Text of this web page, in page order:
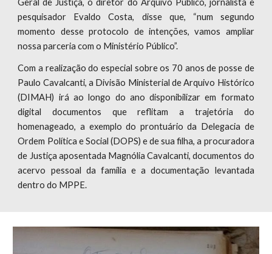
Geral de Justiça, o diretor do Arquivo Público, jornalista e
pesquisador Evaldo Costa, disse que, “num segundo
momento desse protocolo de intenções, vamos ampliar
nossa parceria com o Ministério Público”.
Com a realização do especial sobre os 70 anos de posse de
Paulo Cavalcanti, a Divisão Ministerial de Arquivo Histórico
(DIMAH) irá ao longo do ano disponibilizar em formato
digital documentos que reflitam a trajetória do
homenageado, a exemplo do prontuário da Delegacia de
Ordem Política e Social (DOPS) e de sua filha, a procuradora
de Justiça aposentada Magnólia Cavalcanti, documentos do
acervo pessoal da família e a documentação levantada
dentro do MPPE.